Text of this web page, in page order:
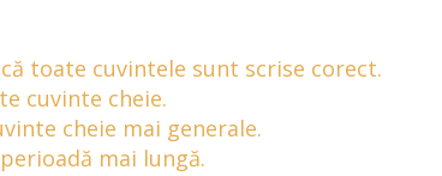
toate cuvintele sunt scrise corect.
cuvinte cheie.
cheie mai generale.
mai lungă.